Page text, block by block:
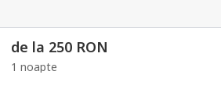
de la 250 RON
1 noapte